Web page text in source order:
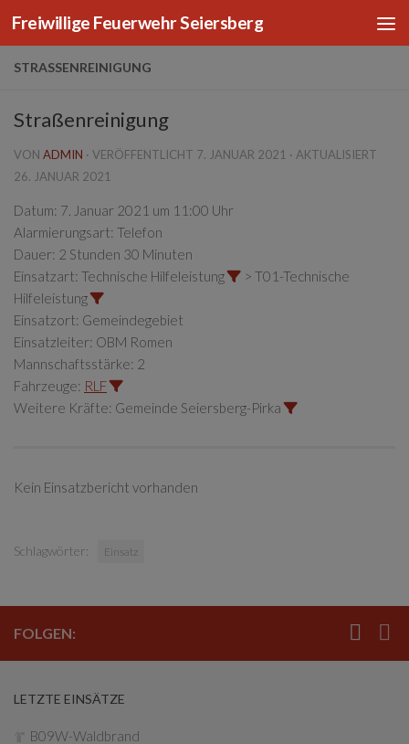
Zum Inhalt springen
Freiwillige Feuerwehr Seiersberg
STRASSENREINIGUNG
Straßenreinigung
VON ADMIN · VERÖFFENTLICHT 7. JANUAR 2021 · AKTUALISIERT
26. JANUAR 2021
Datum: 7. Januar 2021 um 11:00 Uhr
Alarmierungsart: Telefon
Dauer: 2 Stunden 30 Minuten
Einsatzart: Technische Hilfeleistung
> T01-Technische
Hilfeleistung
Einsatzort: Gemeindegebiet
Einsatzleiter: OBM Romen
Mannschaftsstärke: 2
Fahrzeuge: RLF
Weitere Kräfte: Gemeinde Seiersberg-Pirka
Kein Einsatzbericht vorhanden
Schlagwörter: Einsatz
FOLGEN:
LETZTE EINSÄTZE
B09W-Waldbrand